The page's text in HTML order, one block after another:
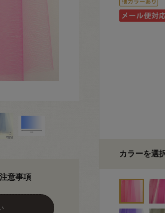
意事項
カラーを選